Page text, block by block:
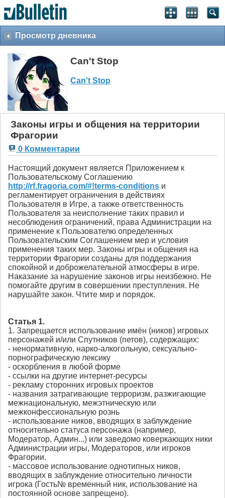
Просмотр дневника
Can't Stop
Can't Stop
Законы игры и общения на территории
Фрагории
0 Комментарии
Настоящий документ является Приложением к
Пользовательскому Соглашению
http://rf.fragoria.com/#!terms-conditions и
регламентирует ограничения в действиях
Пользователя в Игре, а также ответственность
Пользователя за неисполнение таких правил и
несоблюдения ограничений, права Администрации на
применение к Пользователю определенных
Пользовательским Соглашением мер и условия
применения таких мер. Законы игры и общения на
территории Фрагории созданы для поддержания
спокойной и доброжелательной атмосферы в игре.
Наказание за нарушение законов игры неизбежно. Не
помогайте другим в совершении преступления. Не
нарушайте закон. Чтите мир и порядок.
Статья 1.
1. Запрещается использование имён (ников) игровых
персонажей и/или Спутников (петов), содержащих:
- ненормативную, нарко-алкогольную, сексуально-
порнографическую лексику
- оскорбления в любой форме
- ссылки на другие интернет-ресурсы
- рекламу сторонних игровых проектов
- названия затрагивающие терроризм, разжигающие
межнациональную, межэтническую или
межконфессиональную рознь
- использование ников, вводящих в заблуждение
относительно статуса персонажа (например,
Модератор, Админ...) или заведомо коверкающих ники
Администрации игры, Модераторов, или игроков
Фрагории.
- массовое использование однотипных ников,
вводящих в заблуждение относительно личности
игрока (Гость№ временный ник, использование на
постоянной основе запрещено).